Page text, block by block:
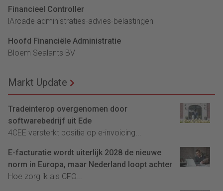
Financieel Controller
lArcade administraties-advies-belastingen
Hoofd Financiële Administratie
Bloem Sealants BV
Markt Update
Tradeinterop overgenomen door
softwarebedrijf uit Ede
4CEE versterkt positie op e-invoicing...
E-facturatie wordt uiterlijk 2028 de nieuwe
norm in Europa, maar Nederland loopt achter
Hoe zorg ik als CFO...